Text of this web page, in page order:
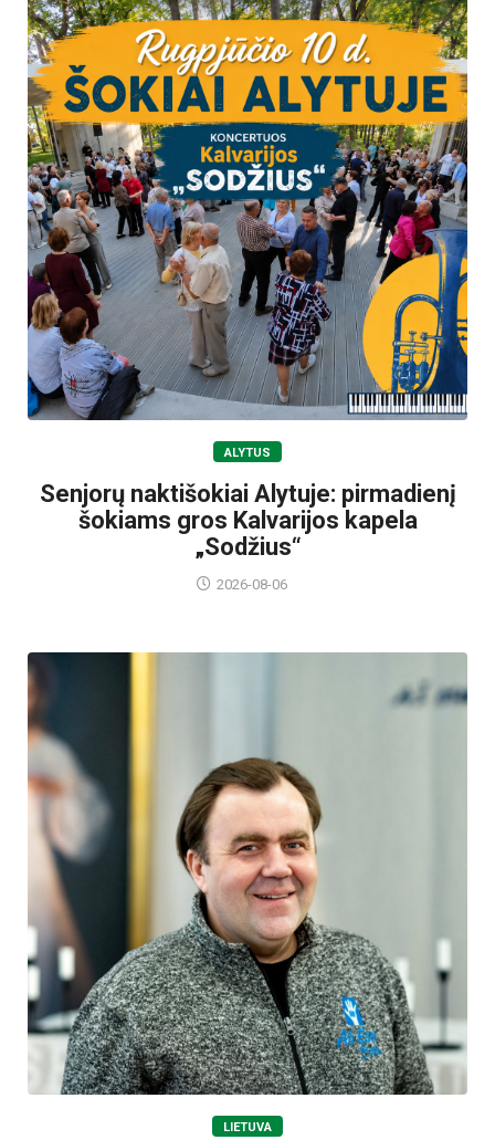
ALYTUS
Senjorų naktišokiai Alytuje: pirmadienį
šokiams gros Kalvarijos kapela
„Sodžius“
2026-08-06
LIETUVA